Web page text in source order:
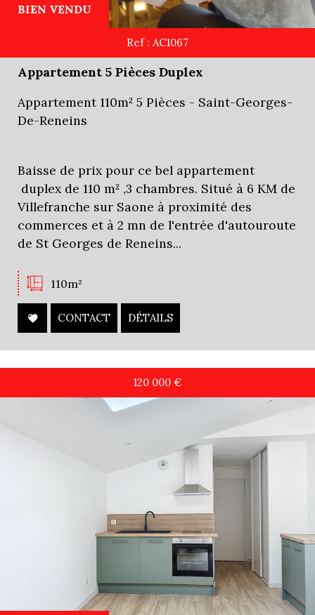
BIEN VENDU
Ref : AC1067
Appartement 5 Pièces Duplex
Appartement 110m² 5 Pièces - Saint-Georges-
De-Reneins
Baisse de prix pour ce bel appartement
duplex de 110 m² ,3 chambres. Situé à 6 KM de
Villefranche sur Saone à proximité des
commerces et à 2 mn de l'entrée d'autouroute
de St Georges de Reneins...
110m²
CONTACT DÉTAILS
120 000 €